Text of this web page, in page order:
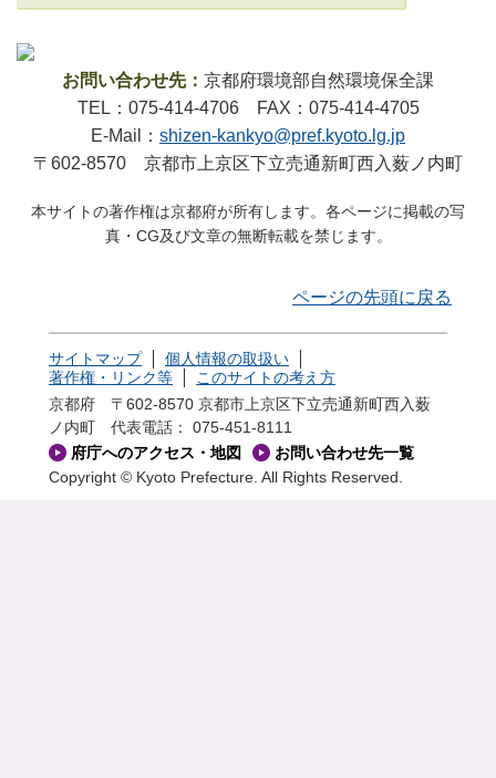
お問い合わせ先： 京都府環境部自然環境保全課
TEL：075-414-4706 FAX：075-414-4705
E-Mail： shizen-kankyo@pref.kyoto.lg.jp
〒602-8570 京都市上京区下立売通新町西入薮ノ内町
本サイトの著作権は京都府が所有します。各ページに掲載の写
真・CG及び文章の無断転載を禁じます。
ページの先頭に戻る
サイトマップ
個人情報の取扱い
著作権・リンク等
このサイトの考え方
京都府 〒602-8570 京都市上京区下立売通新町西入薮
ノ内町
代表電話： 075-451-8111
府庁へのアクセス・地図
お問い合わせ先一覧
Copyright © Kyoto Prefecture. All Rights Reserved.